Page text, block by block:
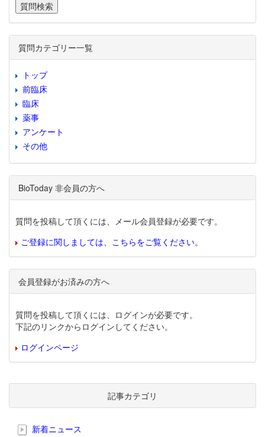
質問カテゴリー一覧
トップ
前臨床
臨床
薬事
アンケート
その他
BioToday 非会員の方へ
質問を投稿して頂くには、メール会員登録が必要です。
ご登録に関しましては、こちらをご覧ください。
会員登録がお済みの方へ
質問を投稿して頂くには、ログインが必要です。
下記のリンクからログインしてください。
ログインページ
記事カテゴリ
新着ニュース